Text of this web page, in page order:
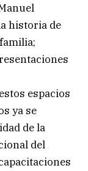
historia de
espacios
ya se
de la
del